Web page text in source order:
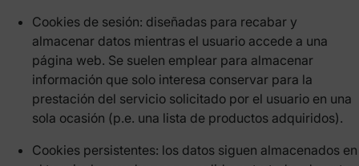
Cookies de sesión: diseñadas para recabar y
almacenar datos mientras el usuario accede a una
página web. Se suelen emplear para almacenar
información que solo interesa conservar para la
prestación del servicio solicitado por el usuario en una
sola ocasión (p.e. una lista de productos adquiridos).
Cookies persistentes: los datos siguen almacenados en